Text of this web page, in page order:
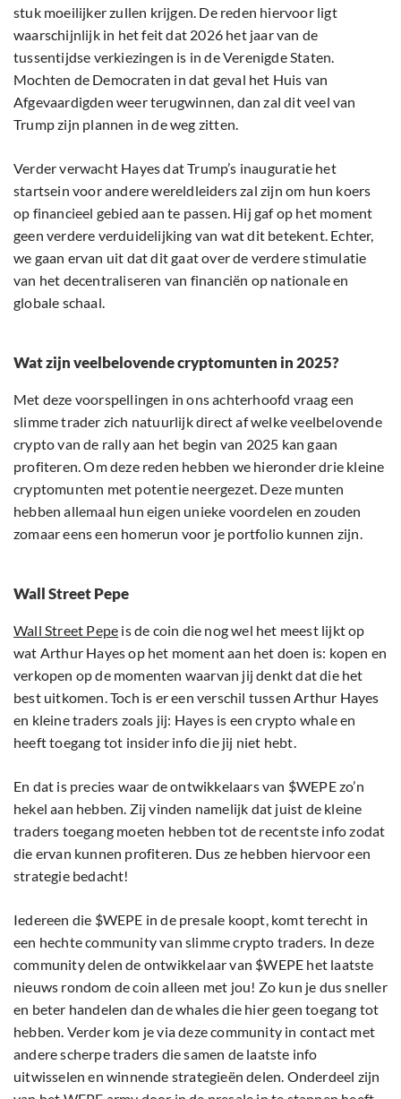
stuk moeilijker zullen krijgen. De reden hiervoor ligt
waarschijnlijk in het feit dat 2026 het jaar van de
tussentijdse verkiezingen is in de Verenigde Staten.
Mochten de Democraten in dat geval het Huis van
Afgevaardigden weer terugwinnen, dan zal dit veel van
Trump zijn plannen in de weg zitten.
Verder verwacht Hayes dat Trump’s inauguratie het
startsein voor andere wereldleiders zal zijn om hun koers
op financieel gebied aan te passen. Hij gaf op het moment
geen verdere verduidelijking van wat dit betekent. Echter,
we gaan ervan uit dat dit gaat over de verdere stimulatie
van het decentraliseren van financiën op nationale en
globale schaal.
Wat zijn veelbelovende cryptomunten in 2025?
Met deze voorspellingen in ons achterhoofd vraag een
slimme trader zich natuurlijk direct af welke veelbelovende
crypto van de rally aan het begin van 2025 kan gaan
profiteren. Om deze reden hebben we hieronder drie kleine
cryptomunten met potentie neergezet. Deze munten
hebben allemaal hun eigen unieke voordelen en zouden
zomaar eens een homerun voor je portfolio kunnen zijn.
Wall Street Pepe
Wall Street Pepe is de coin die nog wel het meest lijkt op
wat Arthur Hayes op het moment aan het doen is: kopen en
verkopen op de momenten waarvan jij denkt dat die het
best uitkomen. Toch is er een verschil tussen Arthur Hayes
en kleine traders zoals jij: Hayes is een crypto whale en
heeft toegang tot insider info die jij niet hebt.
En dat is precies waar de ontwikkelaars van $WEPE zo’n
hekel aan hebben. Zij vinden namelijk dat juist de kleine
traders toegang moeten hebben tot de recentste info zodat
die ervan kunnen profiteren. Dus ze hebben hiervoor een
strategie bedacht!
Iedereen die $WEPE in de presale koopt, komt terecht in
een hechte community van slimme crypto traders. In deze
community delen de ontwikkelaar van $WEPE het laatste
nieuws rondom de coin alleen met jou! Zo kun je dus sneller
en beter handelen dan de whales die hier geen toegang tot
hebben. Verder kom je via deze community in contact met
andere scherpe traders die samen de laatste info
uitwisselen en winnende strategieën delen. Onderdeel zijn